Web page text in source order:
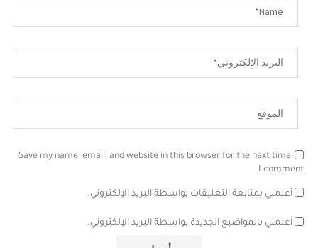
Save my name, email, and website in this browser for the next time
I comment.
أعلمني بمتابعة التعليقات بواسطة البريد الإلكتروني.
أعلمني بالمواضيع الجديدة بواسطة البريد الإلكتروني.